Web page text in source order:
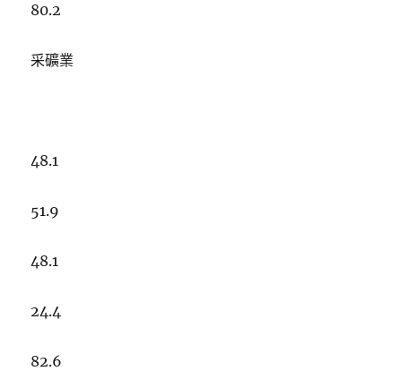
80.2
采礦業
48.1
51.9
48.1
24.4
82.6